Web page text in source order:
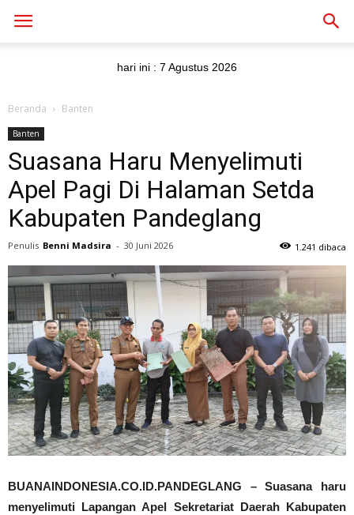
hari ini : 7 Agustus 2026
Beranda Banten
Banten
Suasana Haru Menyelimuti
Apel Pagi Di Halaman Setda
Kabupaten Pandeglang
Penulis Benni Madsira - 30 Juni 2026 1.241 dibaca
BUANAINDONESIA.CO.ID.PANDEGLANG – Suasana haru
menyelimuti Lapangan Apel Sekretariat Daerah Kabupaten